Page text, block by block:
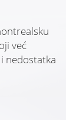
već
nedostatka